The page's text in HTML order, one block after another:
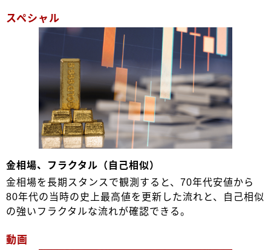
スペシャル
金相場、フラクタル（自己相似）
金相場を長期スタンスで観測すると、70年代安値から
80年代の当時の史上最高値を更新した流れと、自己相似
の強いフラクタルな流れが確認できる。
動画